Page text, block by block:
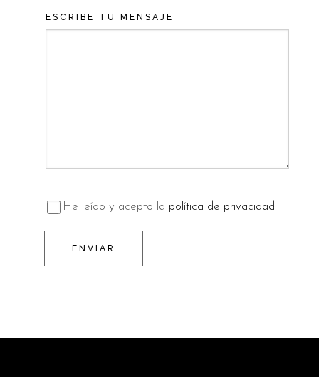
ESCRIBE TU MENSAJE
He leído y acepto la política de privacidad
ENVIAR